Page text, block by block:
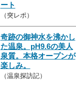
ート
（突レポ）
奇跡の御神水を沸かし
た温泉。pH9.6の美人
泉質。本格オープンが
楽しみ。
（温泉探訪記）